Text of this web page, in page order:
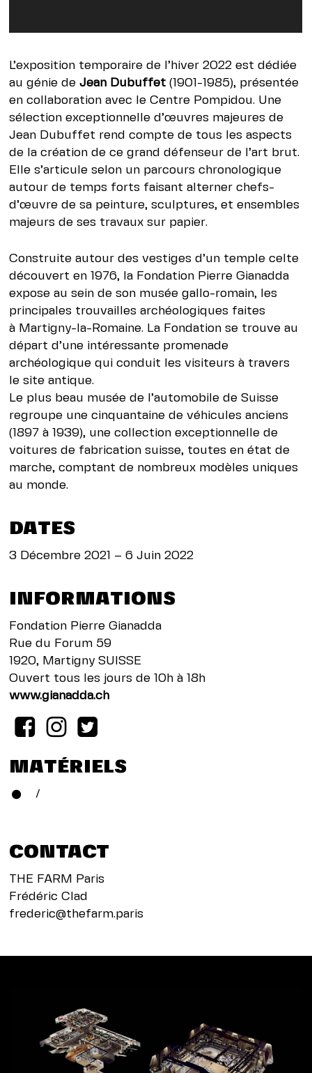
L’exposition temporaire de l’hiver 2022 est dédiée
au génie deJean Dubuffet (1901-1985), présentée
en collaboration avec le Centre Pompidou. Une
sélection exceptionnelle d’œuvres majeures de
Jean Dubuffet rend compte de tous les aspects
de la création de ce grand défenseur de l’art brut.
Elle s’articule selon un parcours chronologique
autour de temps forts faisant alterner chefs-
d’œuvre de sa peinture, sculptures, et ensembles
majeurs de ses travaux sur papier.
Construite autour des vestiges d’un temple celte
découvert en 1976, la Fondation Pierre Gianadda
expose au sein de son musée gallo-romain, les
principales trouvailles archéologiques faites
à Martigny-la-Romaine. La Fondation se trouve au
départ d’une intéressante promenade
archéologique qui conduit les visiteurs à travers
le site antique.
Le plus beau musée de l’automobile de Suisse
regroupe une cinquantaine de véhicules anciens
(1897 à 1939), une collection exceptionnelle de
voitures de fabrication suisse, toutes en état de
marche, comptant de nombreux modèles uniques
au monde.
DATES
3 Décembre 2021 – 6 Juin 2022
INFORMATIONS
Fondation Pierre Gianadda
Rue du Forum 59
1920, Martigny SUISSE
Ouvert tous les jours de 10h à 18h
www.gianadda.ch
MATÉRIELS
/
CONTACT
THE FARM Paris
Frédéric Clad
frederic@thefarm.paris